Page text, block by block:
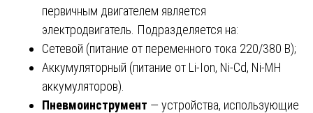
первичным двигателем является
электродвигатель. Подразделяется на:
Сетевой (питание от переменного тока 220/380 В);
Аккумуляторный (питание от Li-Ion, Ni-Cd, Ni-MH
аккумуляторов).
Пневмоинструмент — устройства, использующие